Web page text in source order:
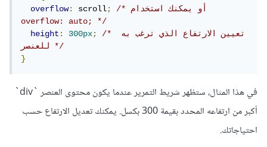
overflow: scroll;
/* أو يمكنك استخدام
overflow: auto; */
height: 300px;
/* تعيين الارتفاع الذي ترغب به
للعنصر */
}
في هذا المثال، ستظهر شريط التمرير عندما يكون محتوى العنصر `div`
أكبر من ارتفاعه المحدد بقيمة 300 بكسل. يمكنك تعديل الارتفاع حسب
احتياجاتك.